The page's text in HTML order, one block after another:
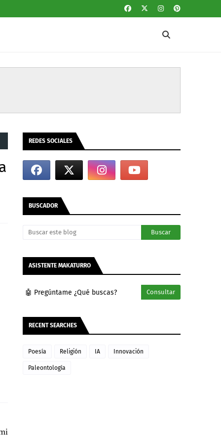
REDES SOCIALES
BUSCADOR
ASISTENTE MAKATURRO
🤖 Pregúntame ¿Qué buscas? Consultar
RECENT SEARCHES
Poesía Religión IA Innovación
Paleontología